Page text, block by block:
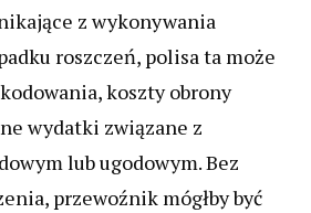
z wykonywania
roszczeń, polisa ta może
koszty obrony
wydatki związane z
lub ugodowym. Bez
przewoźnik mógłby być